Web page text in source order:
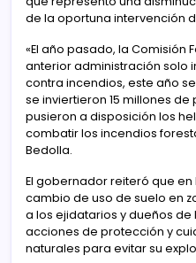
de la oportuna intervención
«El año pasado, la Comisión
anterior administración solo
contra incendios, este año
se inviertieron 15 millones
pusieron a disposición los
combatir los incendios
Bedolla.
El gobernador reiteró que
cambio de uso de suelo en
a los ejidatarios y dueños
acciones de protección y
naturales para evitar su